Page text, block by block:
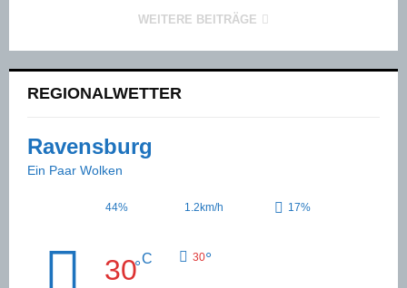
WEITERE BEITRÄGE
REGIONALWETTER
Ravensburg
Ein Paar Wolken
44% 1.2km/h 17%
30°C 30°